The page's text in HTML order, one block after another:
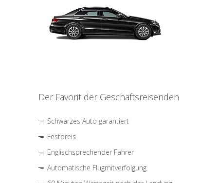
Der Favorit der Geschäftsreisenden
Schwarzes Auto garantiert
Festpreis
Englischsprechender Fahrer
Automatische Flugmitverfolgung